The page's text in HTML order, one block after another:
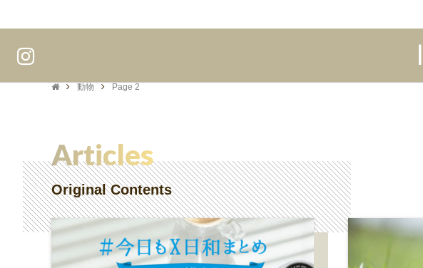
動物 Page 2
Articles
Original Contents